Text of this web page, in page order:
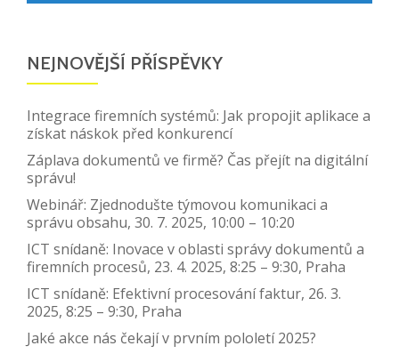
NEJNOVĚJŠÍ PŘÍSPĚVKY
Integrace firemních systémů: Jak propojit aplikace a
získat náskok před konkurencí
Záplava dokumentů ve firmě? Čas přejít na digitální
správu!
Webinář: Zjednodušte týmovou komunikaci a
správu obsahu, 30. 7. 2025, 10:00 – 10:20
ICT snídaně: Inovace v oblasti správy dokumentů a
firemních procesů, 23. 4. 2025, 8:25 – 9:30, Praha
ICT snídaně: Efektivní procesování faktur, 26. 3.
2025, 8:25 – 9:30, Praha
Jaké akce nás čekají v prvním pololetí 2025?